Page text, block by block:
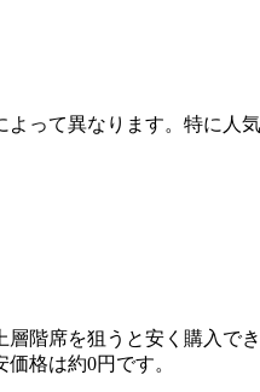
って異なります。特に人
階席を狙うと安く購入で
格は約0円です。